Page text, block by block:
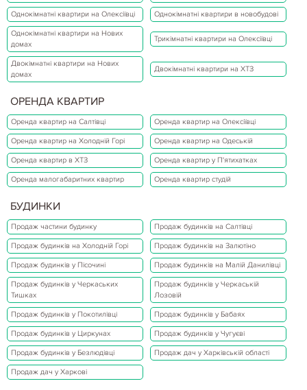
Однокімнатні квартири на Олексіївці Однокімнатні квартири в новобудові
Однокімнатні квартири на Нових
домах
Трикімнатні квартири на Олексіївці
Двокімнатні квартири на Нових
домах
Двокімнатні квартири на ХТЗ
ОРЕНДА КВАРТИР
Оренда квартир на Салтівці Оренда квартир на Олексіївці
Оренда квартир на Холодній Горі Оренда квартир на Одеській
Оренда квартир в ХТЗ Оренда квартир у П'ятихатках
Оренда малогабаритних квартир Оренда квартир студій
БУДИНКИ
Продаж частини будинку Продаж будинків на Салтівці
Продаж будинків на Холодній Горі Продаж будинків на Залютіно
Продаж будинків у Пісочині Продаж будинків на Малій Данилівці
Продаж будинків у Черкаських
Тишках
Продаж будинків у Черкаській
Лозовій
Продаж будинків у Покотилівці Продаж будинків у Бабаях
Продаж будинків у Циркунах Продаж будинків у Чугуєві
Продаж будинків у Безлюдівці Продаж дач у Харківській області
Продаж дач у Харкові